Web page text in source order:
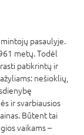
pasaulyje.
metų. Todėl
patikrintų ir
nešioklių,
ir svarbiausios
Būtent tai
vaikams –